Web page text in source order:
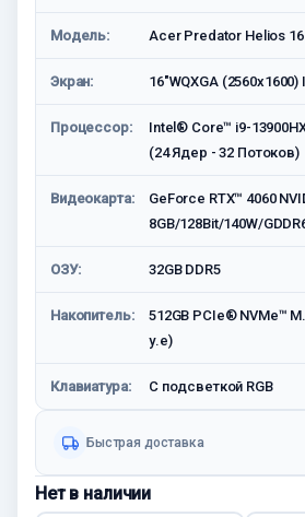
Модель: Acer Predator Helios 16
Экран: 16"WQXGA (2560x1600)
Процессор:
Intel® Core™ i9-
(24 Ядер - 32 Потоков)
Видеокарта:
GeForce RTX™ 4060
8GB/128Bit/140W/
ОЗУ: 32GB DDR5
Накопитель:
512GB PCIe® NVMe™
у.е)
Клавиатура: С подсветкой RGB
Быстрая доставка
Нет в наличии